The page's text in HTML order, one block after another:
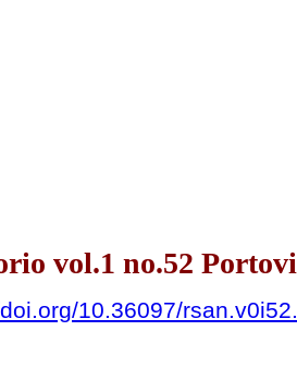
vol.1 no.52
10.36097/